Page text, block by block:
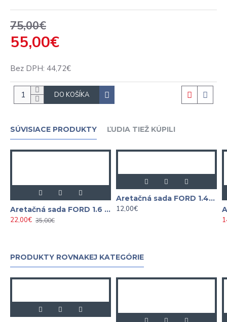
55,00€
75,00€
Bez DPH: 44,72€
DO KOŠÍKA
SÚVISIACE PRODUKTY ĽUDIA TIEŽ KÚPILI
Aretačná sada FORD 1.6 EcoBoost, 1.6 Duratec Ti-VCT
22,00€ 35,00€
Aretačná sada FORD 1.4 TDCi, 2.0TD / TDCi, 2.4D
12,00€
PRODUKTY ROVNAKEJ KATEGÓRIE